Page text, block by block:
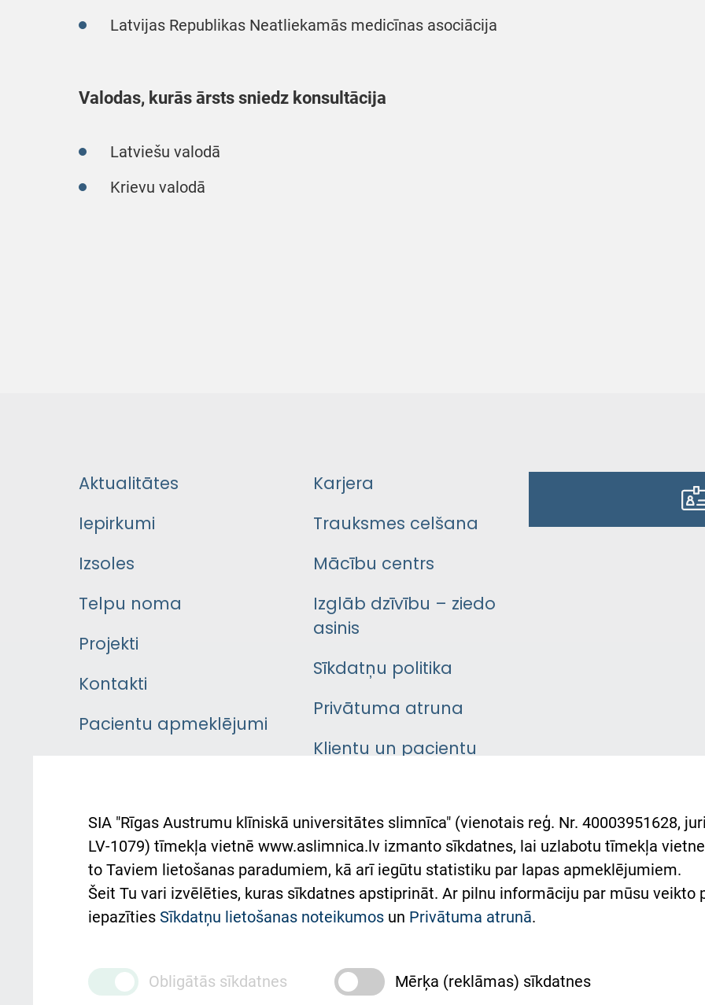
Latvijas Republikas Neatliekamās medicīnas asociācija
Valodas, kurās ārsts sniedz konsultācija
Latviešu valodā
Krievu valodā
Aktualitātes
Iepirkumi
Izsoles
Telpu noma
Projekti
Kontakti
Pacientu apmeklējumi
Pacienta
atsauksmju/sūdzību
iesniegšanas kārtība
Kā pie mums nokļūt
ceļvedis
Karjera
Trauksmes celšana
Mācību centrs
Izglāb dzīvību – ziedo
asinis
Sīkdatņu politika
Privātuma atruna
Klientu un pacientu
Austrumu slimnīcas
atbalsts Ukrainai
Підтримка Східної лікарні
та співпраця з Україною
SIA "Rīgas Austrumu klīniskā universitātes slimnīca" (vienotais reģ. Nr. 40003951628,
LV-1079) tīmekļa vietnē www.aslimnica.lv izmanto sīkdatnes, lai uzlabotu tīmekļa
to Taviem lietošanas paradumiem, kā arī iegūtu statistiku par lapas apmeklējumiem.
Šeit Tu vari izvēlēties, kuras sīkdatnes apstiprināt. Ar pilnu informāciju par mūsu veikto
iepazīties Sīkdatņu lietošanas noteikumos un Privātuma atrunā.
Obligātās sīkdatnes Mērķa (reklāmas) sīkdatnes